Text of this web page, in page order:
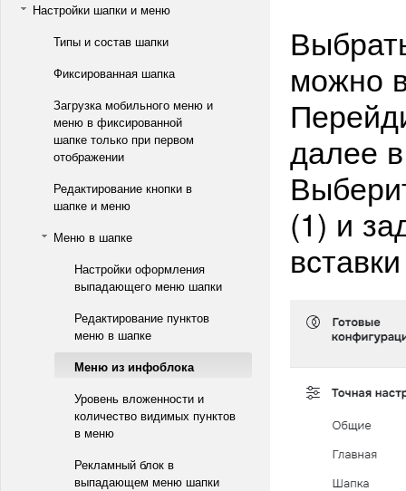
Настройки шапки и меню
Типы и состав шапки
Фиксированная шапка
Загрузка мобильного меню и
меню в фиксированной
шапке только при первом
отображении
Редактирование кнопки в
шапке и меню
Меню в шапке
Настройки оформления
выпадающего меню шапки
Редактирование пунктов
меню в шапке
Меню из инфоблока
Уровень вложенности и
количество видимых пунктов
в меню
Рекламный блок в
выпадающем меню шапки
можно
далее
(1) и